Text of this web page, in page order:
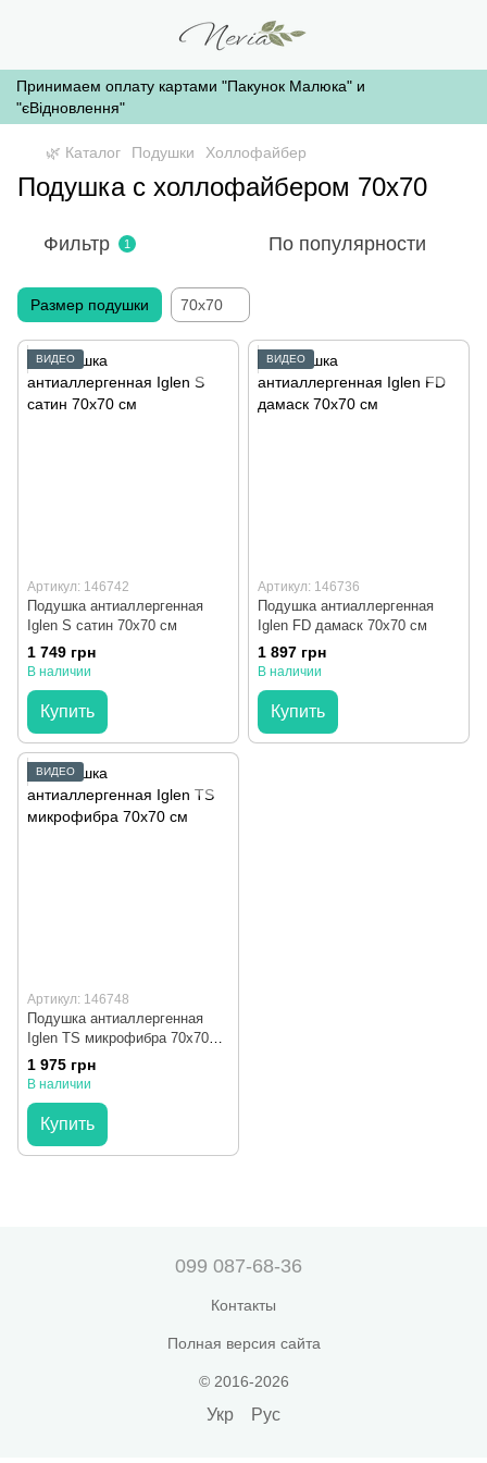
Принимаем оплату картами "Пакунок Малюка" и
"єВідновлення"
🌿 Каталог Подушки Холлофайбер
Подушка с холлофайбером 70х70
Фильтр 1 По популярности
Размер подушки 70x70
ВИДЕО
Артикул: 146742
Подушка антиаллергенная
Iglen S сатин 70x70 см
1 749 грн
В наличии
Купить
ВИДЕО
Артикул: 146736
Подушка антиаллергенная
Iglen FD дамаск 70x70 см
1 897 грн
В наличии
Купить
ВИДЕО
Артикул: 146748
Подушка антиаллергенная
Iglen TS микрофибра 70x70
см
1 975 грн
В наличии
Купить
099 087-68-36
Контакты
Полная версия сайта
© 2016-2026
Укр Рус